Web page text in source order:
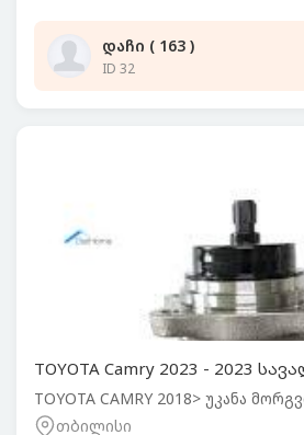
დაჩი ( 163 )
ID 32
TOYOTA Camry 2023 - 2023
TOYOTA CAMRY 2018> უკანა
თბილისი